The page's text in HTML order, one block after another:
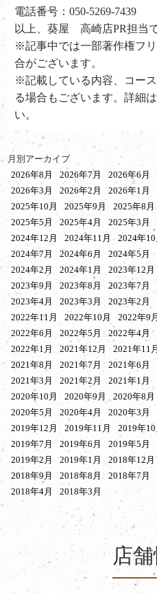
電話番号：050-5269-7439
以上、葵屋 高崎店PR担当
※記事中では一部著作権フ
合がございます。
※記載している内容、コー
る場合もございます。詳細
い。
月別アーカイブ
2026年8月
2026年7月 2026年6月
2026年3月
2026年2月 2026年1月
2025年10月
2025年9月 2025年8月
2025年5月
2025年4月 2025年3月
2024年12月
2024年11月 2024年10
2024年7月
2024年6月 2024年5月
2024年2月
2024年1月 2023年12月
2023年9月
2023年8月 2023年7月
2023年4月
2023年3月 2023年2月
2022年11月
2022年10月 2022年9
2022年6月
2022年5月 2022年4月
2022年1月
2021年12月 2021年11
2021年8月
2021年7月 2021年6月
2021年3月
2021年2月 2021年1月
2020年10月
2020年9月 2020年8月
2020年5月
2020年4月 2020年3月
2019年12月
2019年11月 2019年10
2019年7月
2019年6月 2019年5月
2019年2月
2019年1月 2018年12月
2018年9月
2018年8月 2018年7月
2018年4月
2018年3月
店